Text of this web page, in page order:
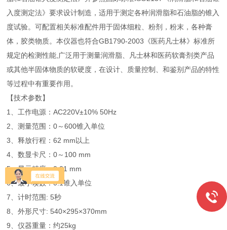
入度测定法》要求设计制造，适用于测定各种润滑脂和石油脂的锥入
度试验。可配置相关标准配件用于固体细粒、粉剂，粉末，各种膏
体，胶类物质。本仪器也符合GB1790-2003《医药凡士林》标准所
规定的检测性能,广泛用于测量润滑脂、凡士林和医药软膏剂类产品
或其他半固体物质的软硬度，在设计、质量控制、和鉴别产品的特性
等过程中有重要作用。
【技术参数】
1、工作电源：AC220V±10% 50Hz
2、测量范围：0～600锥入单位
3、释放行程：62 mm以上
4、数显卡尺：0～100 mm
5、显示精度：0.01 mm
6、最小读数：0.1锥入单位
7、计时范围: 5秒
8、外形尺寸: 540×295×370mm
9、仪器重量：约25kg